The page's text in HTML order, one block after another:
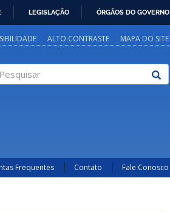
LEGISLAÇÃO ÓRGÃOS DO GOVERNO
ALTO CONTRASTE MAPA DO SITE
Frequentes Contato Fale Conosco